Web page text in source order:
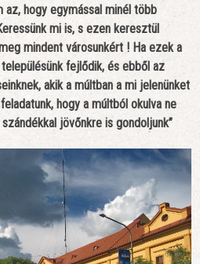
az, hogy egymással minél több
mi is, s ezen keresztül
mindent városunkért ! Ha ezek a
fejlődik, és ebből az
akik a múltban a mi jelenünket
hogy a múltból okulva ne
jövőnkre is gondoljunk”